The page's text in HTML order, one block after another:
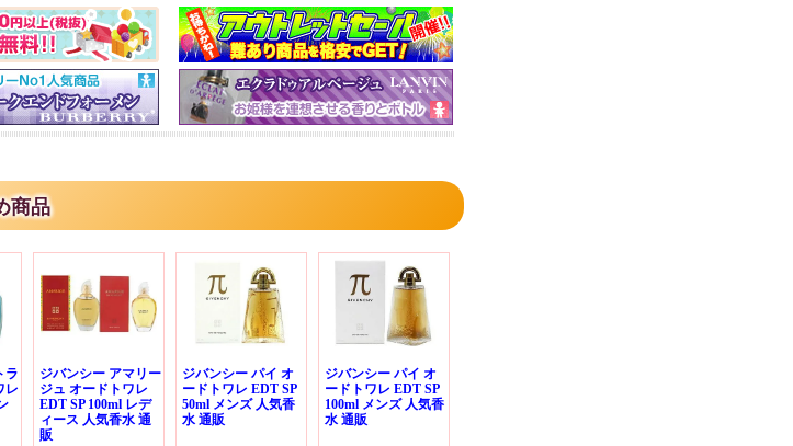
商品
ラ
レ
ジバンシー アマリー
ジュ オードトワレ
EDT SP 100ml レデ
ィース 人気香水 通
販
ジバンシー パイ オ
ードトワレ EDT SP
50ml メンズ 人気香
水 通販
ジバンシー パイ オ
ードトワレ EDT SP
100ml メンズ 人気香
水 通販